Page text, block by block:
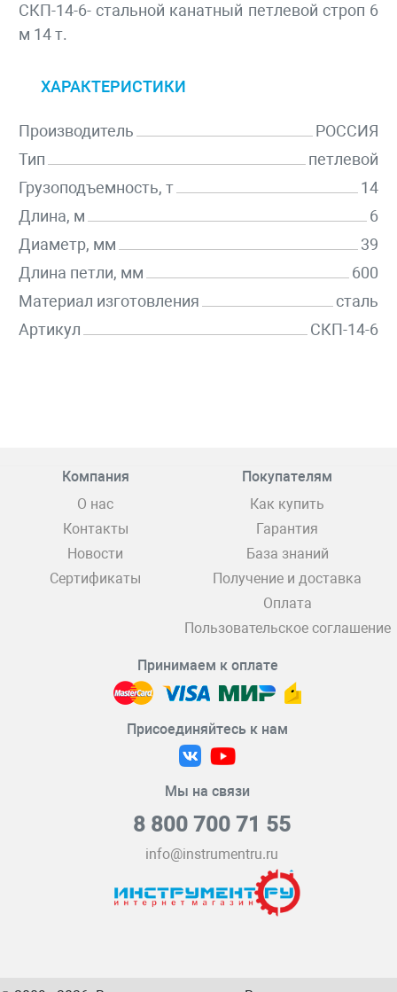
СКП-14-6- стальной канатный петлевой строп 6
м 14 т.
ХАРАКТЕРИСТИКИ
Производитель
РОССИЯ
Тип
петлевой
Грузоподъемность, т
14
Длина, м
6
Диаметр, мм
39
Длина петли, мм
600
Материал изготовления
сталь
Артикул
СКП-14-6
Компания
О нас
Контакты
Новости
Сертификаты
Покупателям
Как купить
Гарантия
База знаний
Получение и доставка
Оплата
Пользовательское соглашение
Принимаем к оплате
Присоединяйтесь к нам
Мы на связи
8 800 700 71 55
info@instrumentru.ru